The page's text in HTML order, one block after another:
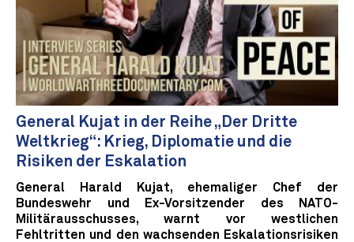
General Kujat in der Reihe „Der Dritte
Weltkrieg“: Krieg, Diplomatie und die
Risiken der Eskalation
General Harald Kujat, ehemaliger Chef der
Bundeswehr und Ex-Vorsitzender des NATO-
Militärausschusses, warnt vor westlichen
Fehltritten und den wachsenden Eskalationsrisiken